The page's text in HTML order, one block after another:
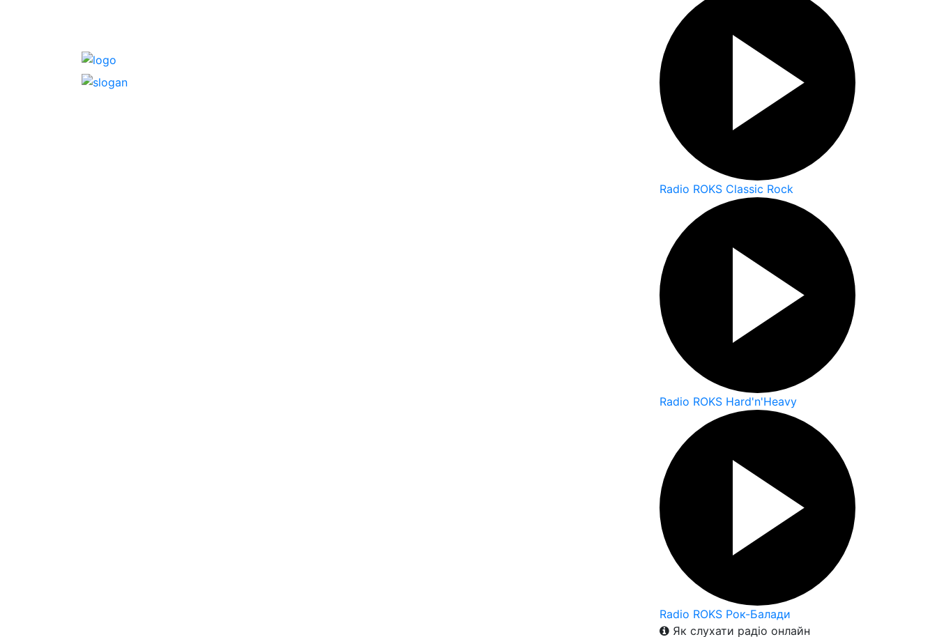
Radio ROKS Classic Rock
Radio ROKS Hard'n'Heavy
Radio ROKS Рок-Балади
Як слухати радіо онлайн